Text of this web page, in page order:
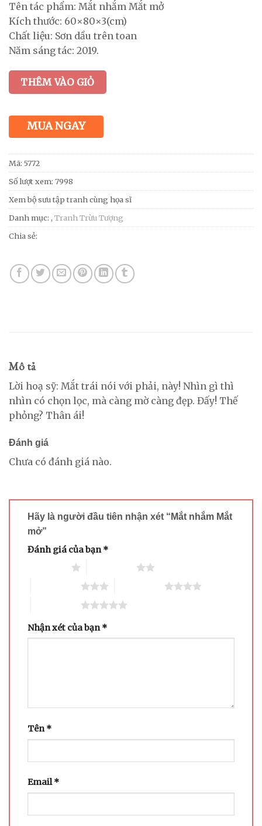
Tên tác phẩm: Mắt nhắm Mắt mở
Kích thước: 60×80×3(cm)
Chất liệu: Sơn dầu trên toan
Năm sáng tác: 2019.
THÊM VÀO GIỎ
MUA NGAY
Mã: 5772
Số lượt xem: 7998
Xem bộ sưu tập tranh cùng họa sĩ
Danh mục: , Tranh Trừu Tượng
Chia sẻ:
Mô tả
Lời hoạ sỹ: Mắt trái nói với phải, này! Nhìn gì thì
nhìn có chọn lọc, mà càng mờ càng đẹp. Đấy! Thế
phỏng? Thân ái!
Đánh giá
Chưa có đánh giá nào.
Hãy là người đầu tiên nhận xét “Mắt nhắm Mắt
mở”
Đánh giá của bạn*
Nhận xét của bạn*
Tên*
Email*